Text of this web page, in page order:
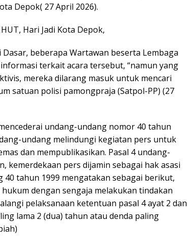
Depok( 27 April 2026).
Hari Jadi Kota Depok,
beberapa Wartawan beserta Lembaga
terkait acara tersebut, “namun yang
mereka dilarang masuk untuk mencari
satuan polisi pamongpraja (Satpol-PP) (27
undang-undang nomor 40 tahun
undang melindungi kegiatan pers untuk
dan mempublikasikan. Pasal 4 undang-
kemerdekaan pers dijamin sebagai hak asasi
tahun 1999 mengatakan sebagai berikut,
dengan sengaja melakukan tindakan
pelaksanaan ketentuan pasal 4 ayat 2 dan
lama 2 (dua) tahun atau denda paling